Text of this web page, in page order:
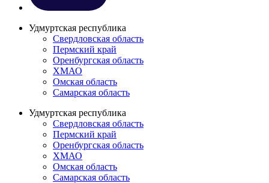
Удмуртская республика
Свердловская область
Пермский край
Оренбургская область
ХМАО
Омская область
Самарская область
Удмуртская республика
Свердловская область
Пермский край
Оренбургская область
ХМАО
Омская область
Самарская область